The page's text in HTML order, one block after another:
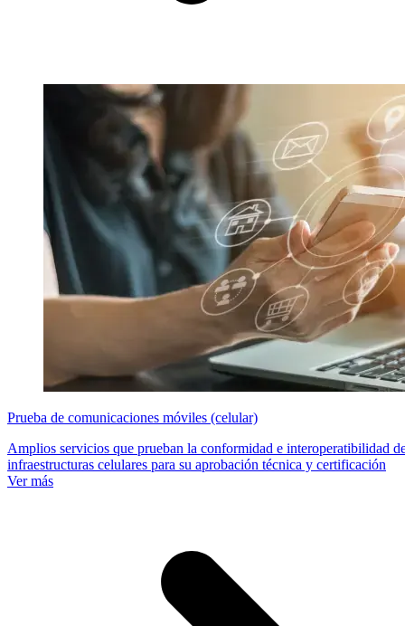
Prueba de comunicaciones móviles (celular)
Amplios servicios que prueban la conformidad e interoperatibilidad
infraestructuras celulares para su aprobación técnica y certificación
Ver más